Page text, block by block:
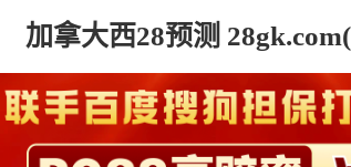
加拿大西28预测